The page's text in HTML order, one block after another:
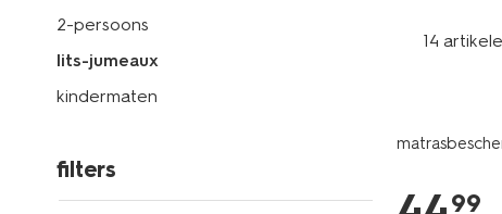
2-persoons
lits-jumeaux
kindermaten
filters
14
99